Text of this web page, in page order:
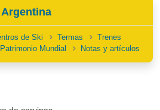
Argentina
de Ski Termas
Trenes
Patrimonio Mundial Notas y artículos